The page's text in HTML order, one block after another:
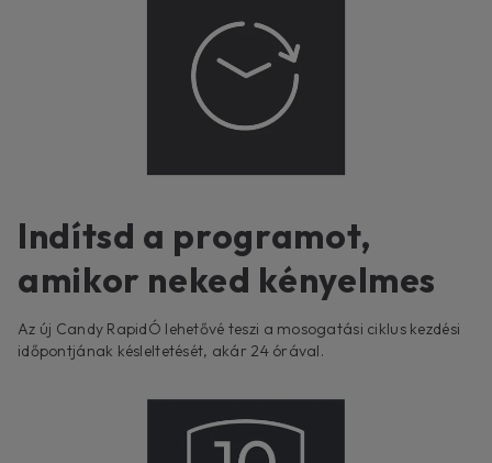
Indítsd a programot,
amikor neked kényelmes
Az új Candy RapidÓ lehetővé teszi a mosogatási ciklus kezdési
időpontjának késleltetését, akár 24 órával.